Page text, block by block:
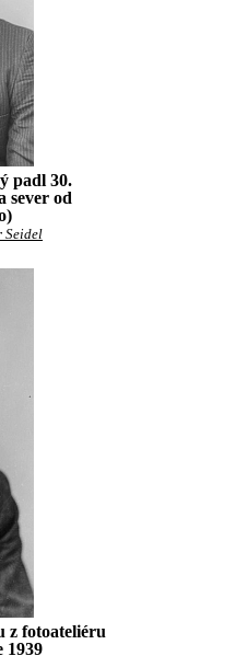
padl 30.
sever od
Seidel
z fotoateliéru
1939